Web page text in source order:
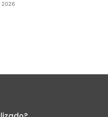
2026